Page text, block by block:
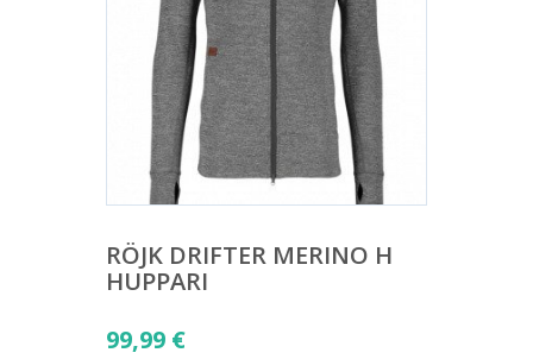
RÖJK DRIFTER MERINO H
HUPPARI
99,99 €